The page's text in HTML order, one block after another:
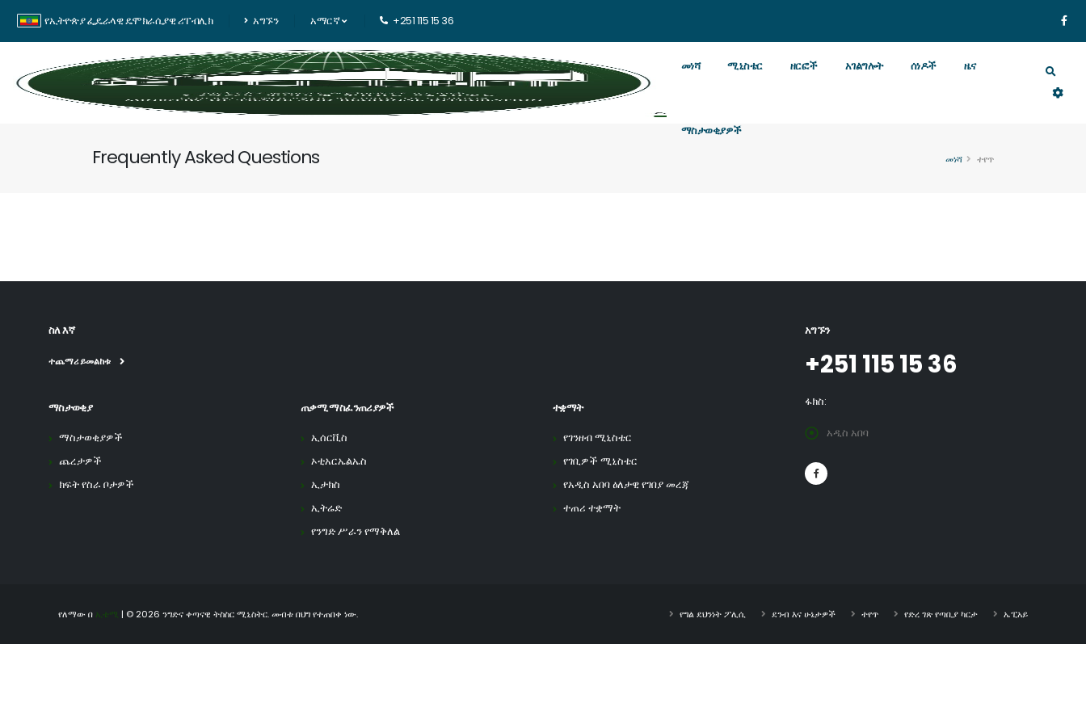
የኢትዮጵያ ፌዴራላዊ ዴሞክራሲያዊ ሪፐብሊክ አግኙን አማርኛ +251 115 15 36
መነሻ ሚኒስቴር ዘርፎች አገልግሎት ሰነዶች ዜና
ማስታወቂያዎች
Frequently Asked Questions መነሻ ተየጥ
ስለ እኛ
ተጨማሪ ይመልከቱ
ማስታወቂያ
ማስታወቂያዎች
ጨረታዎች
ክፍት የስራ ቦታዎች
ጠቃሚ ማስፈንጠሪያዎች
ኢሰርቪስ
ኦቲአርኤልኤስ
ኢታክስ
ኢትሬድ
የንግድ ሥራን የማቅለል
ተቋማት
የገንዘብ ሚኒስቴር
የገቢዎች ሚኒስቴር
የአዲስ አበባ ዕለታዊ የገበያ መረጃ
ተጠሪ ተቋማት
አግኙን
+251 115 15 36
ፋክስ:
አዲስ አበባ
የለማው በ ኢቴሚ | © 2026 ንግድና ቀጣናዊ ትስስር ሚኒስትር. መብቱ በህግ የተጠበቀ ነው. የግል ደህንነት ፖሊሲ ደንብ እና ሁኔታዎች ተየጥ የድረ ገጽ የጣቢያ ካርታ ኤፒአይ